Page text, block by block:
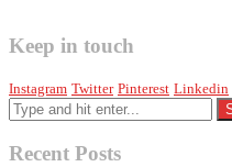
Keep in touch
Instagram Twitter Pinterest Linkedin
Recent Posts